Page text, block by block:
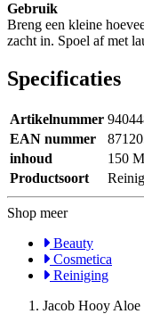
Gebruik
Breng een kleine
zacht in. Spoel af met
Specificaties
Artikelnummer
EAN nummer
inhoud
150
Productsoort
Shop meer
Beauty
Cosmetica
Reiniging
Jacob Hooy Aloe